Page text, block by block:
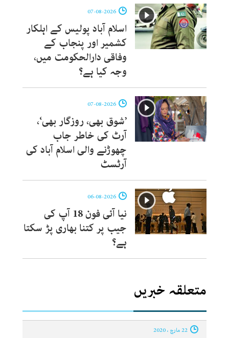
اسلام آباد پولیس کے اہلکار
کشمیر اور پنجاب کے
وفاقی دارالحکومت میں،
وجہ کیا ہے؟
’شوق بھی، روزگار بھی‘،
آرٹ کی خاطر جاب
چھوڑنے والی اسلام آباد کی
آرٹسٹ
نیا آئی فون 18 آپ کی
جیب پر کتنا بھاری پڑ سکتا
ہے؟
متعلقہ خبریں